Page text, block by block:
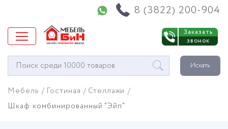
8 (3822) 200-904
Заказать
звонок
Окно
поиска
Искать
Мебель Гостиная
Стеллажи
Шкаф комбинированный "Эйп"